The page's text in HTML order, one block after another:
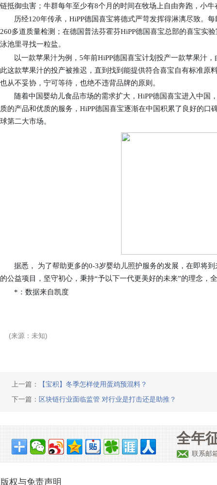
链抵御虫害；牛群每年至少有8个月的时间在牧场上自由奔跑，小
历经120年传承，HiPP德国喜宝将德式严苛发挥得淋漓尽致。每
260多道质量检测；在德国普法芬霍芬HiPP德国喜宝总部的喜宝实验
泳池里寻找一粒盐。
以一款苹果汁为例，5年前HiPP德国喜宝计划投产一款苹果汁
此这款苹果汁的投产被推迟，直到找到 能提供符合喜宝自有标准原
也从不妥协，宁可等待，也绝不违背品牌的原则。
随着中国婴幼儿食品市场的需求扩大，HiPP德国喜宝进入中国
质的产品和优质的服务， HiPP德国喜宝逐渐在中国积累了良好的口
球第二大市场。
据悉， 为了帮助更多的0-3岁婴幼儿照护服务的发展，在即将
的公益项目，坚守初心，秉持“予以下一代更美好的未来”的理念，
*：数据来自凯度
(来源：未知)
上一篇： 【宝积】冬季怎样使用蛋鸡预混料？
下一篇： 区块链行业面临监管 对行业是打击还是助推？
全年
联系邮
版权与免责声明